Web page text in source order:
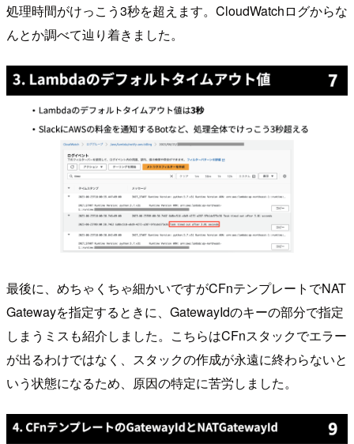
処理時間がけっこう3秒を超えます。CloudWatchログからな
んとか調べて辿り着きました。
最後に、めちゃくちゃ細かいですがCFnテンプレートでNAT
Gatewayを指定するときに、GatewayIdのキーの部分で指定
しまうミスも紹介しました。こちらはCFnスタックでエラー
が出るわけではなく、スタックの作成が永遠に終わらないと
いう状態になるため、原因の特定に苦労しました。